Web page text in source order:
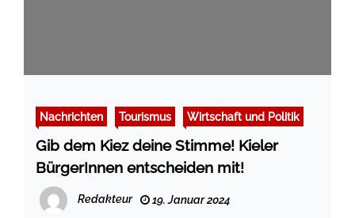
Nachrichten Tourismus Wirtschaft und Politik
Gib dem Kiez deine Stimme! Kieler
BürgerInnen entscheiden mit!
Redakteur 19. Januar 2024